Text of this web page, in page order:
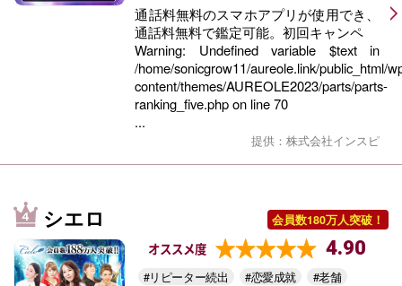
通話料無料のスマホアプリが使用でき、
通話料無料で鑑定可能。初回キャンペ
Warning: Undefined variable $text in
/home/sonicgrow11/aureole.link/public_html/
content/themes/AUREOLE2023/parts/parts-
ranking_five.phpon line70
...
提供：株式会社インスピ
シエロ 会員数180万人突破！
オススメ度 4.90
#リピーター続出 #恋愛成就 #老舗